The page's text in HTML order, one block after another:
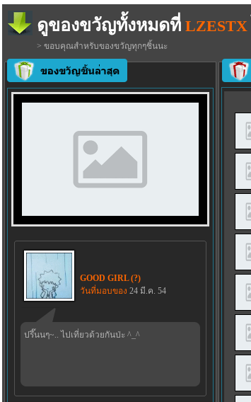
ดูของขวัญทั้งหมดที่ LZESTX
> ขอบคุณสำหรับของขวัญทุกๆชิ้นนะ
GOOD GIRL (?)
วันที่มอบของ 24 มี.ค. 54
ปรึ๊นนๆ~.. ไปเที่ยวด้วยกันป่ะ ^_^